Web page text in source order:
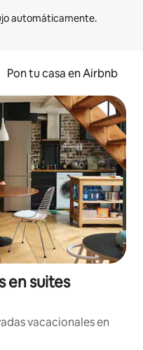
Pon tu casa en Airbnb
en suites
vacacionales en